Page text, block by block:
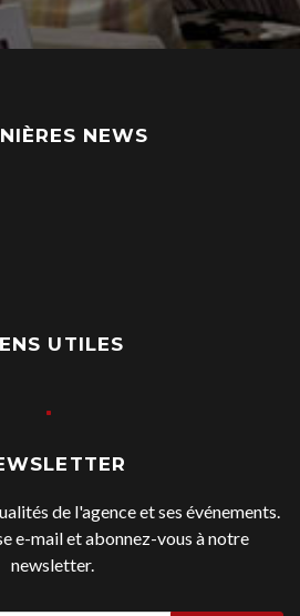
NEWS
UTILES
de l'agence et ses événements.
e-mail et abonnez-vous à notre
newsletter.